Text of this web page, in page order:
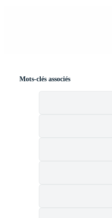
Mots-clés associés